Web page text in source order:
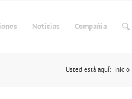
Noticias Compañia
Usted está aquí: Inicio